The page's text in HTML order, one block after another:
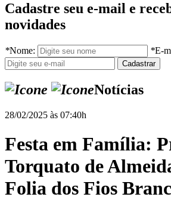
Cadastre seu e-mail e
novidades
*Nome: *E-
Notícias
28/02/2025 às 07:40h
Festa em Família:
Torquato de
Folia dos Fios